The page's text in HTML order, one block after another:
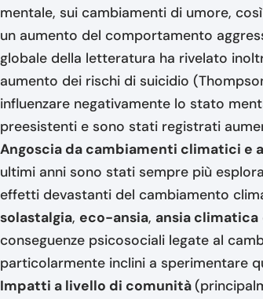
mentale, sui cambiamenti di umore,
un aumento del comportamento
globale della letteratura ha rivelato
aumento dei rischi di suicidio
influenzare negativamente lo stato
preesistenti e sono stati registrati
Angoscia da cambiamenti climatici e
ultimi anni sono stati sempre più
effetti devastanti del cambiamento
solastalgia, eco-ansia, ansia climatica
conseguenze psicosociali legate al
particolarmente inclini a sperimentare
Impatti a livello di comunità